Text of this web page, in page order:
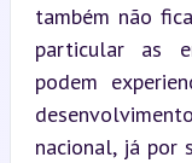
também não
particular as
podem
nacional, já por